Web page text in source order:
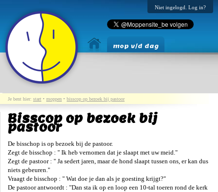
Niet ingelogd. Log in?
mop v/d dag
Je bent hier: start • moppen • bisscop op bezoek bij pastoor
Bisscop op bezoek bij
pastoor
De bisschop is op bezoek bij de pastoor.
Zegt de bisschop : " Ik heb vernomen dat je slaapt met uw meid."
Zegt de pastoor : " Ja sedert jaren, maar de hond slaapt tussen ons, er kan dus
niets gebeuren."
Vraagt de bisschop : " Wat doe je dan als je goesting krijgt?"
De pastoor antwoordt : "Dan sta ik op en loop een 10-tal toeren rond de kerk